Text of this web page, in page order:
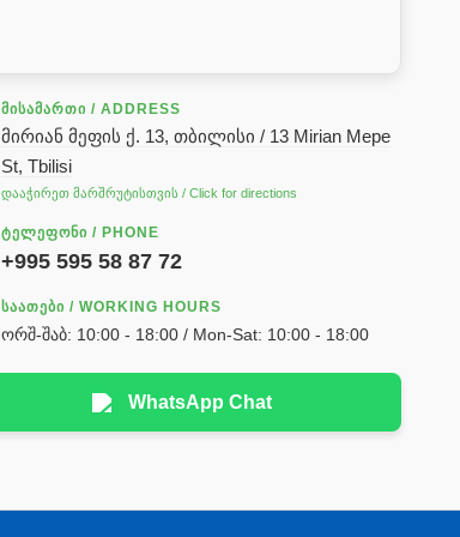
ᲛᲘᲡᲐᲛᲐᲠᲗᲘ / ADDRESS
მირიან მეფის ქ. 13, თბილისი / 13 Mirian Mepe
St, Tbilisi
დააჭირეთ მარშრუტისთვის / Click for directions
ᲢᲔᲚᲔᲤᲝᲜᲘ / PHONE
+995 595 58 87 72
ᲡᲐᲐᲗᲔᲑᲘ / WORKING HOURS
ორშ-შაბ: 10:00 - 18:00 / Mon-Sat: 10:00 - 18:00
WhatsApp Chat